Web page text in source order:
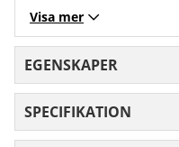
Hellfire innehåller även
cayennepeppar, piperin
berikad med krom som
blodsockret.
Visa mer
EGENSKAPER
SPECIFIKATION